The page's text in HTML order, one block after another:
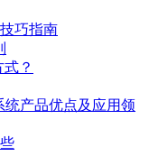
巧指南
？
统产品优点及应用领